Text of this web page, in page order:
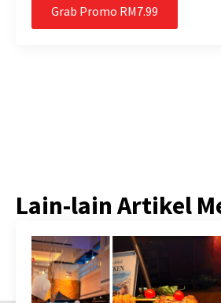
Grab Promo RM7.99
Lain-lain Artikel